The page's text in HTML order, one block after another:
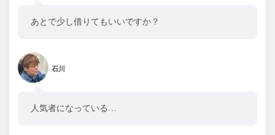
あとで少し借りてもいいですか？
石川
人気者になっている…